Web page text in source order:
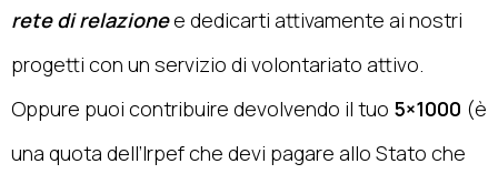
rete di relazionee dedicarti attivamente ai nostri
progetti con un servizio di volontariato attivo.
Oppure puoi contribuire devolvendo il tuo 5×1000 (è
una quota dell’Irpef che devi pagare allo Stato che